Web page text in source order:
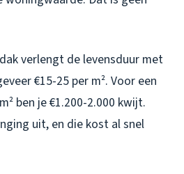
verlengt de levensduur met
€15-25 per m². Voor een
ben je €1.200-2.000 kwijt.
uit, en die kost al snel